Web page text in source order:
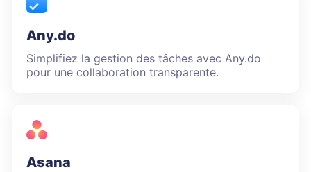
Any.do
Simplifiez la gestion des tâches avec Any.do
pour une collaboration transparente.
Asana